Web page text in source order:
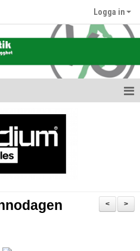
Logga in
>
<